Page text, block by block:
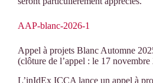
AAP-blanc-2026-1
Appel à projets Blanc Automne
(clôture de l’appel : le 17 novembre
L’inIdEx ICCA lance un appel à